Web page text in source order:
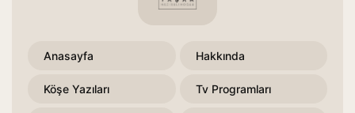
Anasayfa Hakkında
Köşe Yazıları Tv Programları